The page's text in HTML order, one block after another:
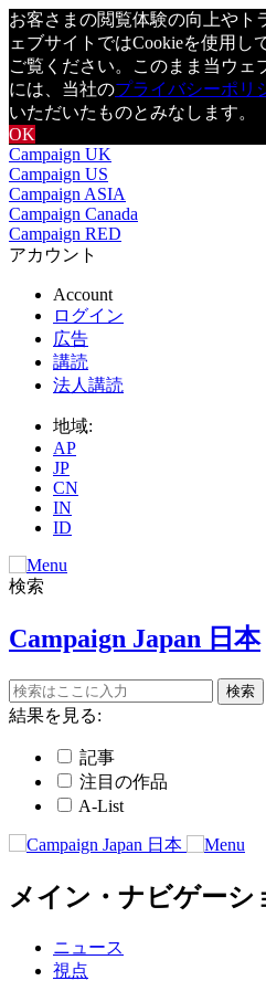
お客さまの閲覧体験の向上やト
ェブサイトではCookieを使用し
ご覧ください。このまま当ウェ
には、当社のプライバシーポリ
いただいたものとみなします。
OK
Campaign UK
Campaign US
Campaign ASIA
Campaign Canada
Campaign RED
アカウント
Account
ログイン
広告
講読
法人講読
地域:
AP
JP
CN
IN
ID
検索
Campaign Japan 日本
結果を見る:
記事
注目の作品
A-List
メイン・ナビゲーシ
ニュース
視点